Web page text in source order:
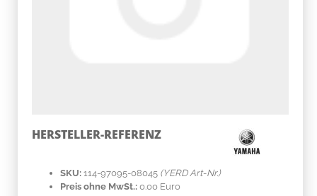
HERSTELLER-REFERENZ
SKU: 114-97095-08045 (YERD Art-Nr.)
Preis ohne MwSt.: 0.00 Euro